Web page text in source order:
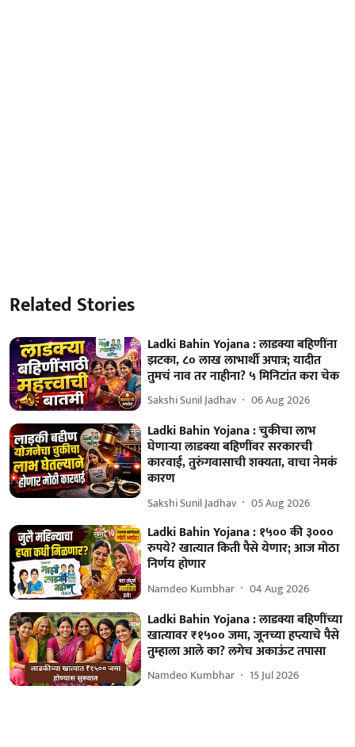
Related Stories
Ladki Bahin Yojana : लाडक्या बहिणींना
झटका, ८० लाख लाभार्थी अपात्र; यादीत
तुमचं नाव तर नाहीना? ५ मिनिटांत करा चेक
Sakshi Sunil Jadhav 06 Aug 2026
Ladki Bahin Yojana : चुकीचा लाभ
घेणार्‍या लाडक्या बहि‍णींवर सरकारची
कारवाई, तुरुंगवासाची शक्यता, वाचा नेमकं
कारण
Sakshi Sunil Jadhav 05 Aug 2026
Ladki Bahin Yojana : १५०० की ३०००
रुपये? खात्यात किती पैसे येणार; आज मोठा
निर्णय होणार
Namdeo Kumbhar 04 Aug 2026
Ladki Bahin Yojana : लाडक्या बहि‍णींच्या
खात्यावर ₹१५०० जमा, जूनच्या हप्त्याचे पैसे
तुम्हाला आले का? लगेच अकाऊंट तपासा
Namdeo Kumbhar 15 Jul 2026